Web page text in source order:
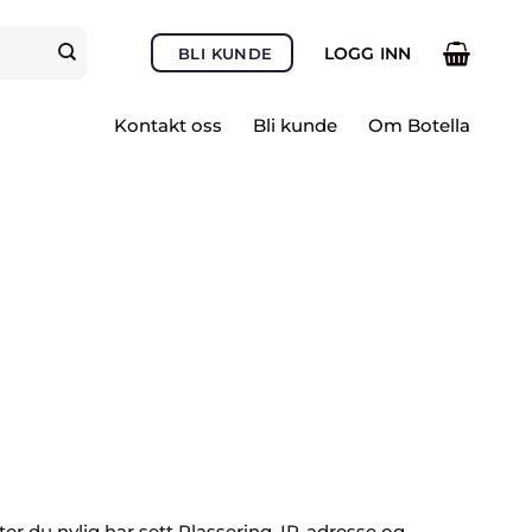
BLI KUNDE LOGG INN
Kontakt oss Bli kunde Om Botella